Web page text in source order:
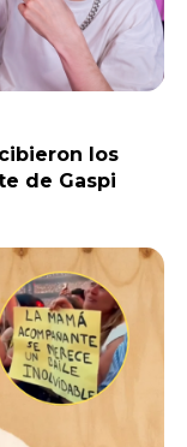
los
de Gaspi